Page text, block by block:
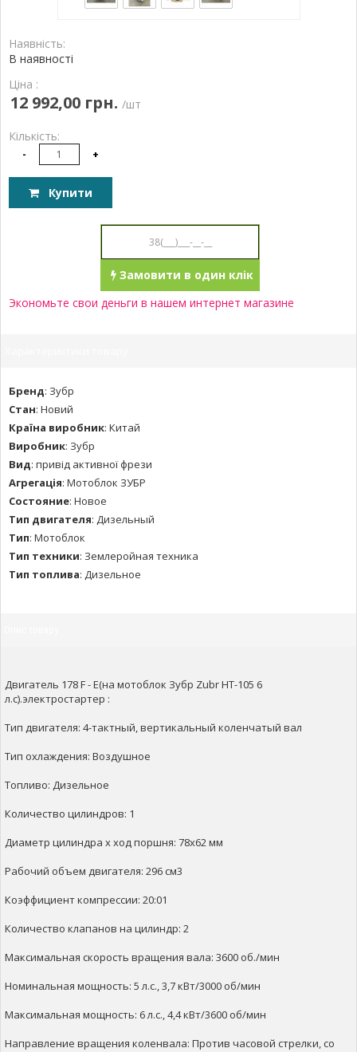
Наявність:
В наявності
Ціна :
12 992,00 грн. /шт
Кількість:
- +
Купити
Замовити в один клік
Экономьте свои деньги в нашем интернет магазине
Бренд: Зубр
Стан: Новий
Країна виробник: Китай
Виробник: Зубр
Вид: привід активної фрези
Агрегація: Мотоблок ЗУБР
Состояние: Новое
Тип двигателя: Дизельный
Тип: Мотоблок
Тип техники: Землеройная техника
Тип топлива: Дизельное
Двигатель 178 F - Е(на мотоблок Зубр Zubr НТ-105 6
л.с).электростартер :
Тип двигателя: 4-тактный, вертикальный коленчатый вал
Тип охлаждения: Воздушное
Топливо: Дизельное
Количество цилиндров: 1
Диаметр цилиндра х ход поршня: 78х62 мм
Рабочий объем двигателя: 296 см3
Коэффициент компрессии: 20:01
Количество клапанов на цилиндр: 2
Максимальная скорость вращения вала: 3600 об./мин
Номинальная мощность: 5 л.с., 3,7 кВт/3000 об/мин
Максимальная мощность: 6 л.с., 4,4 кВт/3600 об/мин
Направление вращения коленвала: Против часовой стрелки, со